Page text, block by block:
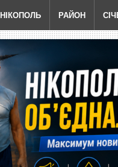
НІКОПОЛЬ РАЙОН